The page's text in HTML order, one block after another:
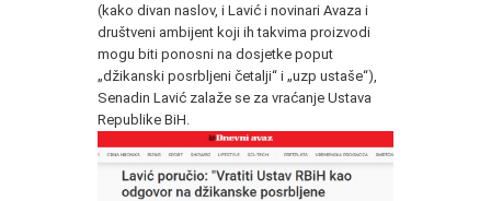
(kako divan naslov, i Lavić i novinari Avaza i
društveni ambijent koji ih takvima proizvodi
mogu biti ponosni na dosjetke poput
„džikanski posrbljeni četalji“ i „uzp ustaše“),
Senadin Lavić zalaže se za vraćanje Ustava
Republike BiH.